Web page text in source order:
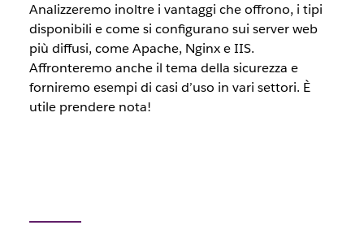
Analizzeremo inoltre i vantaggi che offrono, i tipi
disponibili e come si configurano sui server web
più diffusi, come Apache, Nginx e IIS.
Affronteremo anche il tema della sicurezza e
forniremo esempi di casi d’uso in vari settori. È
utile prendere nota!